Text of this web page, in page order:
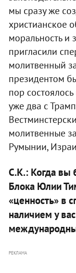
мы сразу же
христианское
моральность и
пригласили
молитвенный
президентом
пор
уже два с
молитвенные
Румынии,
С.К.: Когда вы
Блока Юлии
«ценность» в
наличием у
РЕКЛАМА